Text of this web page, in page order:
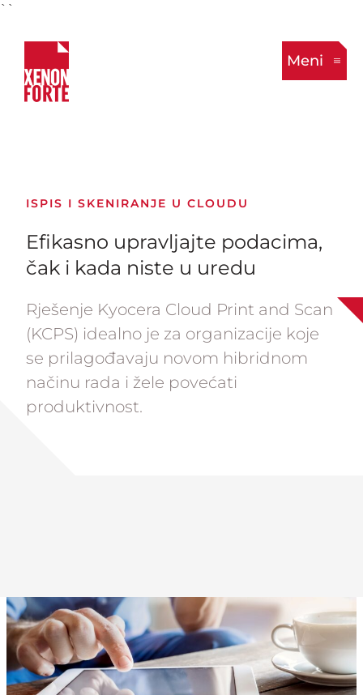
``
Meni
ISPIS I SKENIRANJE U CLOUDU
Efikasno upravljajte podacima,
čak i kada niste u uredu
Rješenje Kyocera Cloud Print and Scan
(KCPS) idealno je za organizacije koje
se prilagođavaju novom hibridnom
načinu rada i žele povećati
produktivnost.